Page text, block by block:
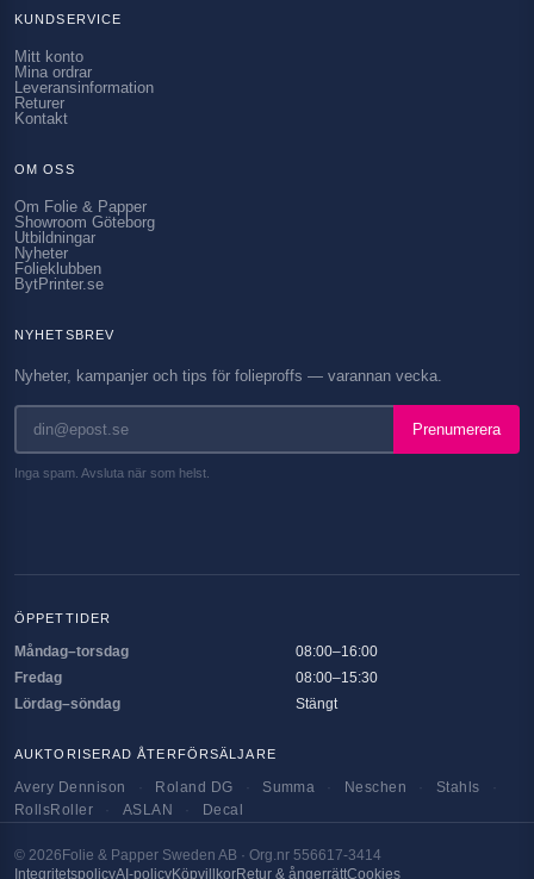
KUNDSERVICE
Mitt konto
Mina ordrar
Leveransinformation
Returer
Kontakt
OM OSS
Om Folie & Papper
Showroom Göteborg
Utbildningar
Nyheter
Folieklubben
BytPrinter.se
NYHETSBREV
Nyheter, kampanjer och tips för folieproffs — varannan vecka.
Prenumerera
Inga spam. Avsluta när som helst.
ÖPPETTIDER
Måndag–torsdag
08:00–16:00
Fredag
08:00–15:30
Lördag–söndag
Stängt
AUKTORISERAD ÅTERFÖRSÄLJARE
Avery Dennison Roland DG Summa Neschen Stahls
RollsRoller
ASLAN Decal
© 2026 Folie & Papper Sweden AB · Org.nr 556617-3414
IntegritetspolicyAI-policyKöpvillkorRetur & ångerrättCookies